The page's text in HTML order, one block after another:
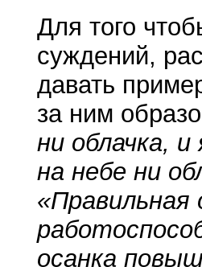
Для того
суждений,
давать
за ним
ни облачка,
на небе ни
осанка